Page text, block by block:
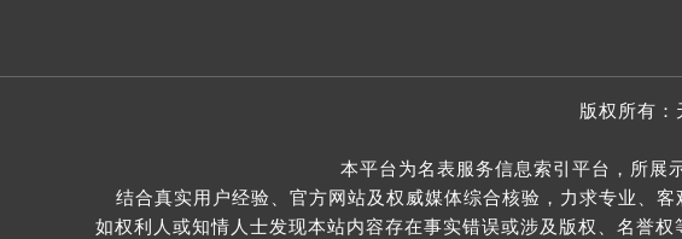
版权所有：
本平台为名表服务信息索引平台，所展
结合真实用户经验、官方网站及权威媒体综合核验，力求专业、
如权利人或知情人士发现本站内容存在事实错误或涉及版权、名誉